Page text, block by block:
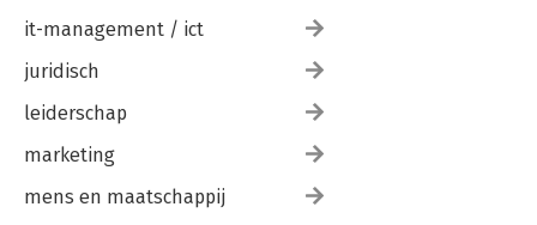
it-management / ict
juridisch
leiderschap
marketing
mens en maatschappij